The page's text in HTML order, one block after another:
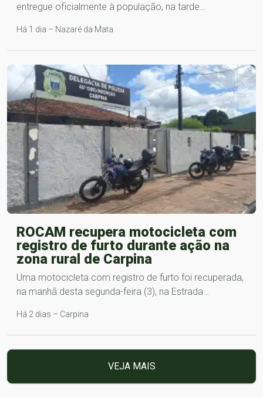
entregue oficialmente à população, na tarde…
Há 1 dia – Nazaré da Mata
ROCAM recupera motocicleta com
registro de furto durante ação na
zona rural de Carpina
Uma motocicleta com registro de furto foi recuperada,
na manhã desta segunda-feira (3), na Estrada…
Há 2 dias – Carpina
VEJA MAIS